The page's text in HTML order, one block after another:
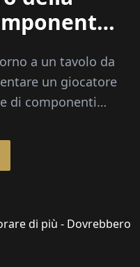
a un tavolo da
un giocatore
di componenti